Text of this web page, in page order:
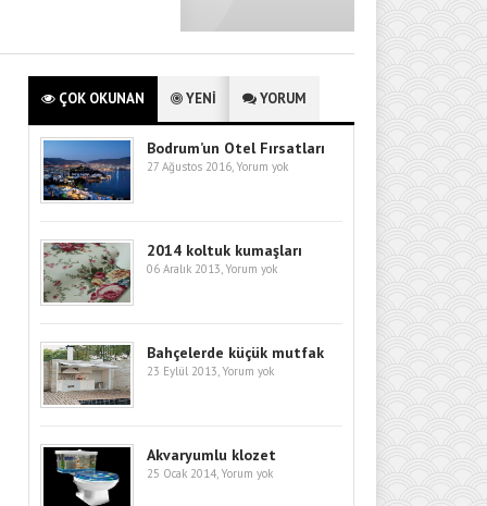
ÇOK OKUNAN YENİ YORUM
Bodrum’un Otel Fırsatları
27 Ağustos 2016, Yorum yok
2014 koltuk kumaşları
06 Aralık 2013, Yorum yok
Bahçelerde küçük mutfak
23 Eylül 2013, Yorum yok
Akvaryumlu klozet
25 Ocak 2014, Yorum yok